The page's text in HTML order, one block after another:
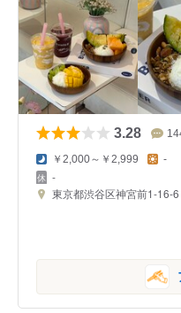
3.28
￥2,000～￥2,999 -
-
東京都渋谷区神宮前1-16-